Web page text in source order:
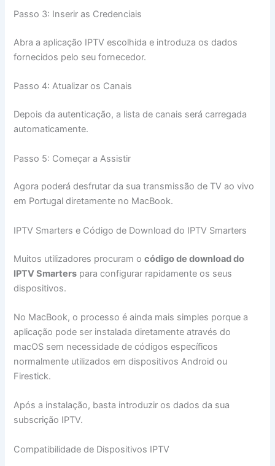
Passo 3: Inserir as Credenciais
Abra a aplicação IPTV escolhida e introduza os dados
fornecidos pelo seu fornecedor.
Passo 4: Atualizar os Canais
Depois da autenticação, a lista de canais será carregada
automaticamente.
Passo 5: Começar a Assistir
Agora poderá desfrutar da sua transmissão de TV ao vivo
em Portugal diretamente no MacBook.
IPTV Smarters e Código de Download do IPTV Smarters
Muitos utilizadores procuram ocódigo de download do
IPTV Smarters para configurar rapidamente os seus
dispositivos.
No MacBook, o processo é ainda mais simples porque a
aplicação pode ser instalada diretamente através do
macOS sem necessidade de códigos específicos
normalmente utilizados em dispositivos Android ou
Firestick.
Após a instalação, basta introduzir os dados da sua
subscrição IPTV.
Compatibilidade de Dispositivos IPTV